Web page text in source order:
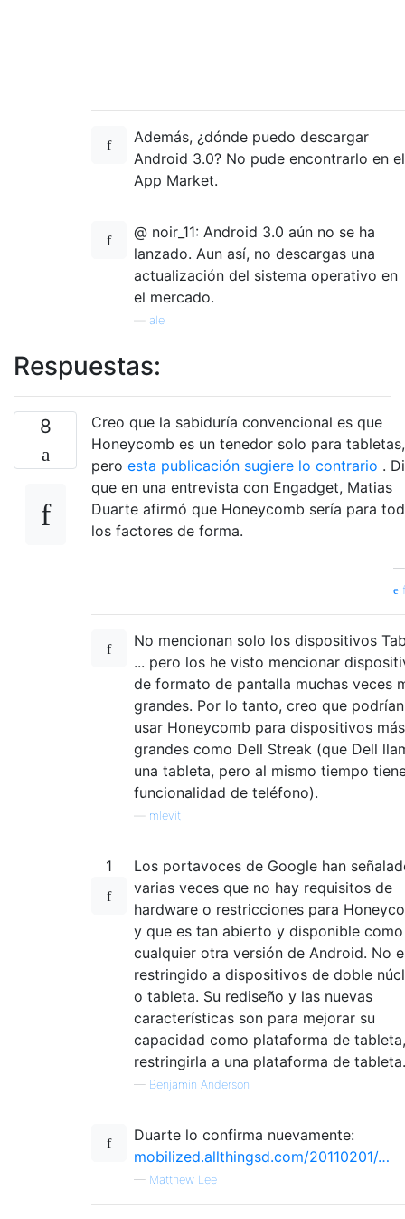
Además, ¿dónde puedo descargar
Android 3.0? No pude encontrarlo en el
App Market.
@ noir_11: Android 3.0 aún no se ha
lanzado. Aun así, no descargas una
actualización del sistema operativo en
el mercado.
ale
Respuestas:
8
Creo que la sabiduría convencional es que
Honeycomb es un tenedor solo para tabletas,
pero esta publicación sugiere lo contrario .
que en una entrevista con Engadget, Matias
Duarte afirmó que Honeycomb sería para
los factores de forma.
No mencionan solo los dispositivos
... pero los he visto mencionar
de formato de pantalla muchas veces
grandes. Por lo tanto, creo que podrían
usar Honeycomb para dispositivos más
grandes como Dell Streak (que Dell
una tableta, pero al mismo tiempo
funcionalidad de teléfono).
mlevit
1
Los portavoces de Google han
varias veces que no hay requisitos de
hardware o restricciones para
y que es tan abierto y disponible como
cualquier otra versión de Android. No
restringido a dispositivos de doble
o tableta. Su rediseño y las nuevas
características son para mejorar su
capacidad como plataforma de
restringirla a una plataforma de tableta.
— Benjamin Anderson
Duarte lo confirma nuevamente:
mobilized.allthingsd.com/20110201/…
— Matthew Lee